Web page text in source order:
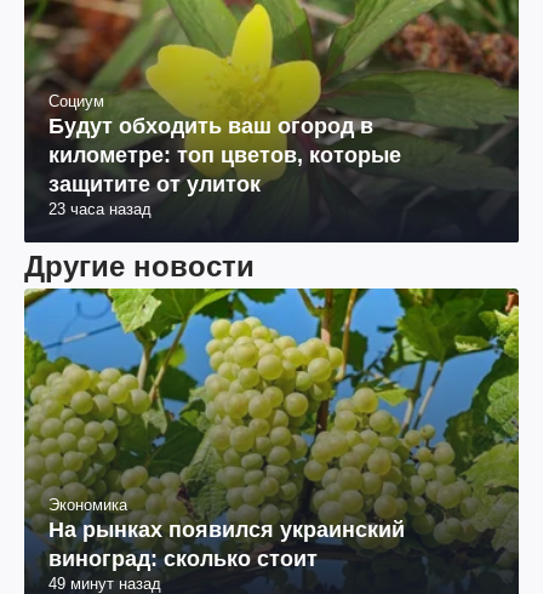
Социум
Будут обходить ваш огород в
километре: топ цветов, которые
защитите от улиток
23 часа назад
Другие новости
Экономика
На рынках появился украинский
виноград: сколько стоит
49 минут назад